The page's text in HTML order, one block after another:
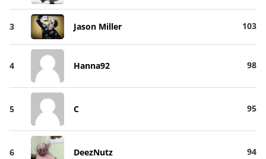
3 Jason Miller 103
4 Hanna92 98
5 C 95
6 DeezNutz 94